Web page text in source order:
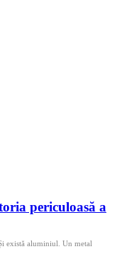
periculoasă a
există aluminiul. Un metal